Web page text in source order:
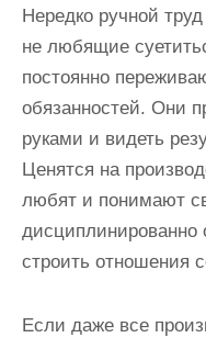
Нередко ручной
не любящие
постоянно
обязанностей. Они
руками и видеть
Ценятся на
любят и понимают
дисциплинированно
строить отношения
Если даже все